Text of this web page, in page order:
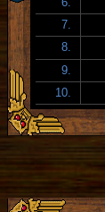
7.
8.
9.
10.